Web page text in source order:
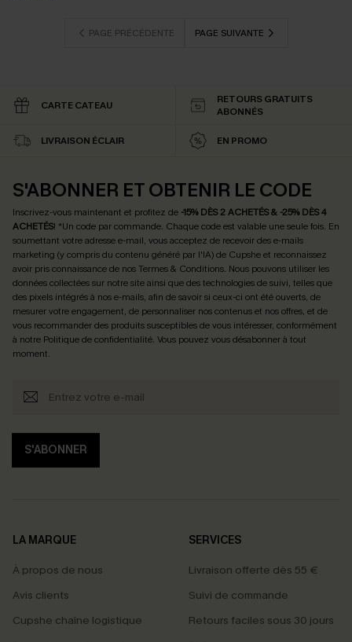
PAGE PRÉCÉDENTE PAGE SUIVANTE
CARTE CATEAU
RETOURS GRATUITS
ABONNÉS
LIVRAISON ÉCLAIR EN PROMO
S'ABONNER ET OBTENIR LE CODE
Inscrivez-vous maintenant et profitez de -15% DÈS 2 ACHETÉS & -25% DÈS 4
ACHETÉS! *Un code par commande. Chaque code est valable une seule fois. En
soumettant votre adresse e-mail, vous acceptez de recevoir des e-mails
marketing (y compris du contenu généré par l'IA) de Cupshe et reconnaissez
avoir pris connaissance de nosTermes & Conditions. Nous pouvons utiliser les
données collectées sur notre site ainsi que des technologies de suivi, telles que
des pixels intégrés à nos e-mails, afin de savoir si ceux-ci ont été ouverts, de
mesurer votre engagement, de personnaliser nos contenus et nos offres, et de
vous recommander des produits susceptibles de vous intéresser, conformément
à notre Politique de confidentialité. Vous pouvez vous désabonner à tout
moment.
S'ABONNER
LA MARQUE
À propos de nous
Avis clients
Cupshe chaîne logistique
SERVICES
Livraison offerte dès 55 €
Suivi de commande
Retours faciles sous 30 jours